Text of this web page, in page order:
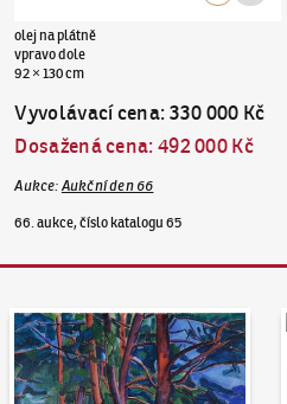
olej na plátně
vpravo dole
92 × 130 cm
Vyvolávací cena:330 000 Kč
Dosažená cena:492 000 Kč
Aukce: Aukční den 66
66. aukce, číslo katalogu 65
Aukční den 95